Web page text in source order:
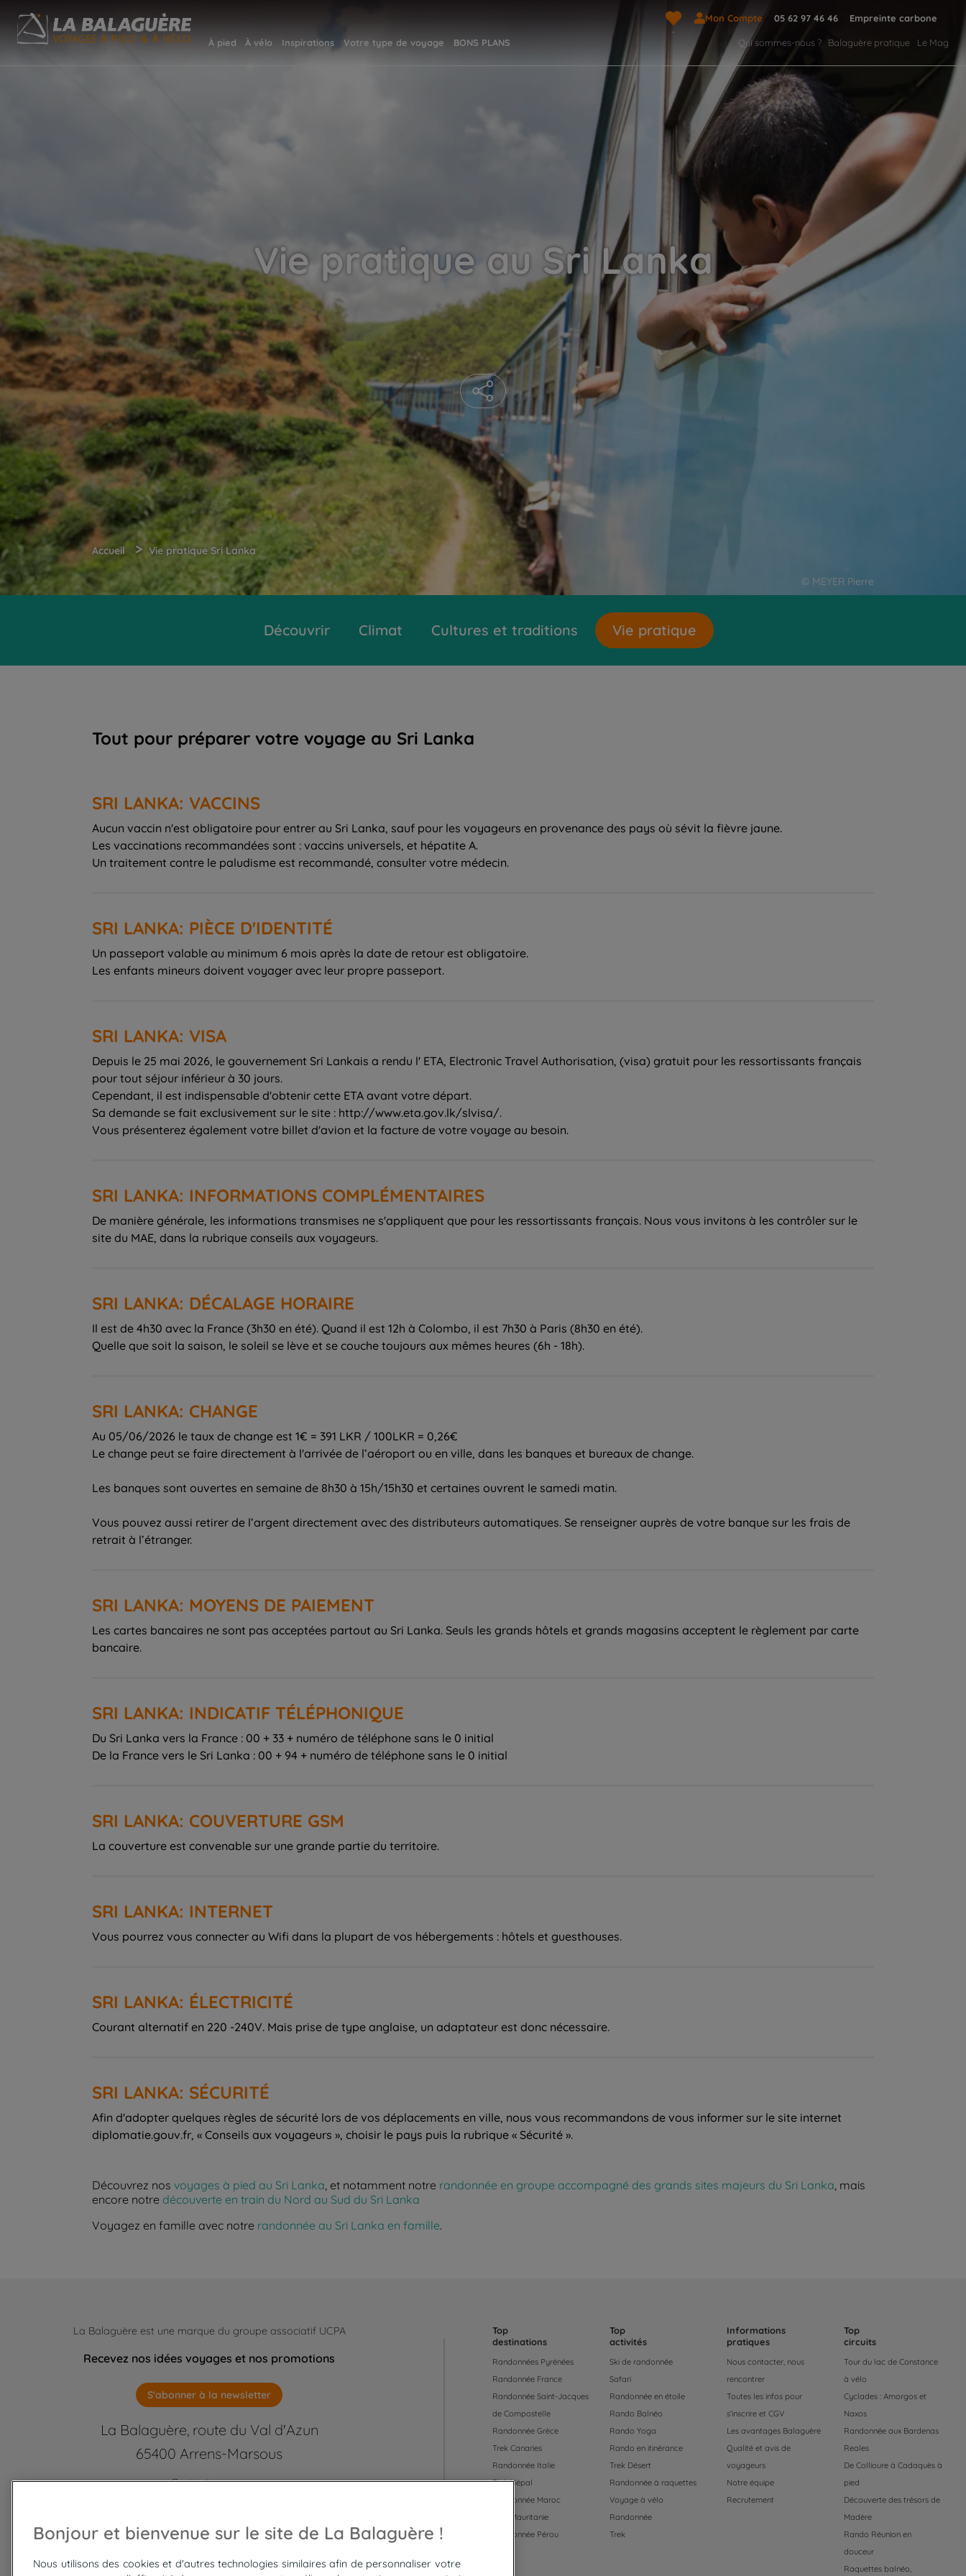
Mon Compte 05 62 97 46 46 Empreinte carbone
À pied À vélo Inspirations Votre type de voyage BONS PLANS Qui sommes-nous ? Balaguère pratique Le Mag
© MEYER Pierre
Vie pratique au Sri Lanka
Accueil > Vie pratique Sri Lanka
Découvrir Climat Cultures et traditions Vie pratique
Tout pour préparer votre voyage au Sri Lanka
SRI LANKA: VACCINS
Aucun vaccin n'est obligatoire pour entrer au Sri Lanka, sauf pour les voyageurs en provenance des pays où sévit la fièvre jaune.
Les vaccinations recommandées sont : vaccins universels, et hépatite A.
Un traitement contre le paludisme est recommandé, consulter votre médecin.
SRI LANKA: PIÈCE D'IDENTITÉ
Un passeport valable au minimum 6 mois après la date de retour est obligatoire.
SRI LANKA: VISA
Depuis le 25 mai 2026, le gouvernement Sri Lankais a rendu l' ETA, Electronic Travel Authorisation, (visa) gratuit pour les ressortissants français
pour tout séjour inférieur à 30 jours.
Cependant, il est indispensable d'obtenir cette ETA avant votre départ.
Sa demande se fait exclusivement sur le site : http://www.eta.gov.lk/slvisa/.
Vous présenterez également votre billet d'avion et la facture de votre voyage au besoin.
SRI LANKA: INFORMATIONS COMPLÉMENTAIRES
De manière générale, les informations transmises ne s'appliquent que pour les ressortissants français. Nous vous invitons à les contrôler sur le
site du MAE, dans la rubrique conseils aux voyageurs.
SRI LANKA: DÉCALAGE HORAIRE
Il est de 4h30 avec la France (3h30 en été). Quand il est 12h à Colombo, il est 7h30 à Paris (8h30 en été).
Quelle que soit la saison, le soleil se lève et se couche toujours aux mêmes heures (6h - 18h).
SRI LANKA: CHANGE
Au 05/06/2026 le taux de change est 1€ = 391 LKR / 100LKR = 0,26€
Le change peut se faire directement à l'arrivée de l’aéroport ou en ville, dans les banques et bureaux de change.
Les banques sont ouvertes en semaine de 8h30 à 15h/15h30 et certaines ouvrent le samedi matin.
Vous pouvez aussi retirer de l’argent directement avec des distributeurs automatiques. Se renseigner auprès de votre banque sur les frais de
retrait à l’étranger.
SRI LANKA: MOYENS DE PAIEMENT
Les cartes bancaires ne sont pas acceptées partout au Sri Lanka. Seuls les grands hôtels et grands magasins acceptent le règlement par carte
bancaire.
SRI LANKA: INDICATIF TÉLÉPHONIQUE
Du Sri Lanka vers la France : 00 + 33 + numéro de téléphone sans le 0 initial
De la France vers le Sri Lanka : 00 + 94 + numéro de téléphone sans le 0 initial
SRI LANKA: COUVERTURE GSM
La couverture est convenable sur une grande partie du territoire.
SRI LANKA: INTERNET
Vous pourrez vous connecter au Wifi dans la plupart de vos hébergements : hôtels et guesthouses.
SRI LANKA: ÉLECTRICITÉ
Courant alternatif en 220 -240V. Mais prise de type anglaise, un adaptateur est donc nécessaire.
SRI LANKA: SÉCURITÉ
Afin d'adopter quelques règles de sécurité lors de vos déplacements en ville, nous vous recommandons de vous informer sur le site internet
diplomatie.gouv.fr, « Conseils aux voyageurs », choisir le pays puis la rubrique « Sécurité ».
Découvrez nos voyages à pied au Sri Lanka , et notamment notre randonnée en groupe accompagné des grands sites majeurs du Sri Lanka , mais
encore notre découverte en train du Nord au Sud du Sri Lanka
Voyagez en famille avec notre randonnée au Sri Lanka en famille.
La Balaguère est une marque du groupe associatif UCPA
Recevez nos idées voyages et nos promotions
S'abonner à la newsletter
La Balaguère, route du Val d'Azun
65400 Arrens-Marsous
Contactez-nous
05 62 97 46 46 ou 01 85 23 92 55
Top
destinations
Randonnées Pyrénées
Randonnée France
Randonnée Saint-Jacques
de Compostelle
Randonnée Grèce
Trek Canaries
Randonnée Italie
Trek Népal
Randonnée Maroc
Trek Mauritanie
Randonnée Pérou
Top
activités
Ski de randonnée
Safari
Randonnée en étoile
Rando Balnéo
Rando Yoga
Rando en itinérance
Trek Désert
Randonnée à raquettes
Voyage à vélo
Randonnée
Trek
Informations
pratiques
Nous contacter, nous
rencontrer
Toutes les infos pour
s'inscrire et CGV
Les avantages Balaguère
Qualité et avis de
voyageurs
Notre équipe
Recrutement
Top
circuits
Tour du lac de Constance
à vélo
Cyclades : Amorgos et
Naxos
Randonnée aux Bardenas
Reales
De Collioure à Cadaquès à
pied
Découverte des trésors de
Madère
Rando Réunion en
douceur
Raquettes balnéo,
Bonjour et bienvenue sur le site de La Balaguère !
Nous utilisons des cookies et d'autres technologies similaires afin de personnaliser votre